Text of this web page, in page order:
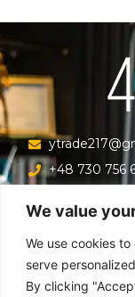
We value
We use cookies
serve
By clicking
+48 730 756
Menu
Główna